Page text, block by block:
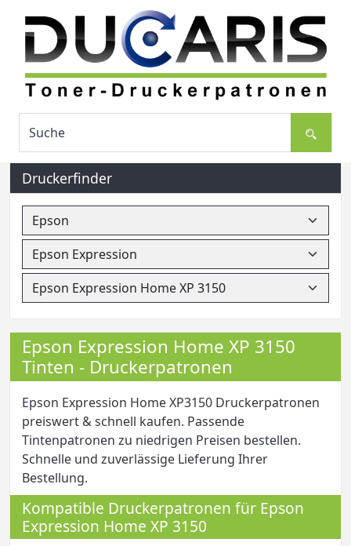
Druckerfinder
Epson Expression Home XP 3150
Tinten - Druckerpatronen
Epson Expression Home XP3150 Druckerpatronen
preiswert & schnell kaufen. Passende
Tintenpatronen zu niedrigen Preisen bestellen.
Schnelle und zuverlässige Lieferung Ihrer
Bestellung.
Kompatible Druckerpatronen für Epson
Expression Home XP 3150